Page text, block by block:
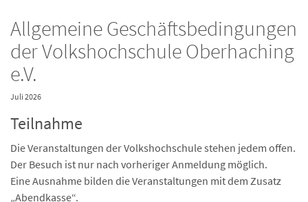
Allgemeine Geschäftsbedingungen
der Volkshochschule Oberhaching
e.V.
Juli 2026
Teilnahme
Die Veranstaltungen der Volkshochschule stehen jedem offen.
Der Besuch ist nur nach vorheriger Anmeldung möglich.
Eine Ausnahme bilden die Veranstaltungen mit dem Zusatz
„Abendkasse“.